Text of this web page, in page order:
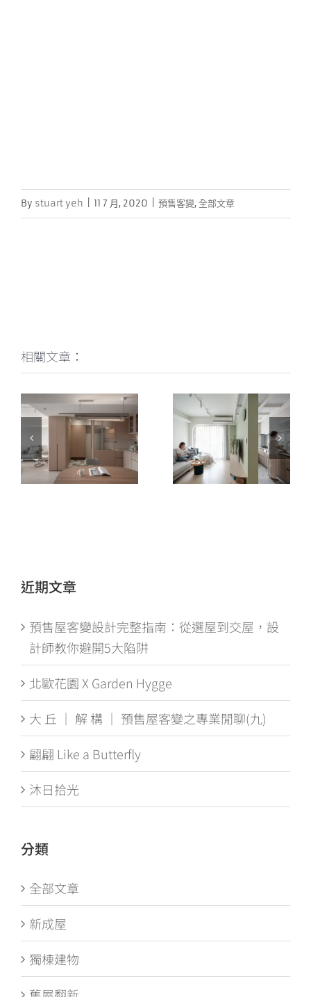
By stuart yeh 11 7 月, 2020 預售客變,全部文章
相關文章：
設計完整指
南：從選屋
到交屋，設
計師教你避
北歐花園 X
Garden
Hygge
近期文章
預售屋客變設計完整指南：從選屋到交屋，設
計師教你避開5大陷阱
北歐花園 X Garden Hygge
大 丘 ｜ 解 構 ｜ 預售屋客變之專業閒聊(九)
翩翩 Like a Butterfly
沐日拾光
分類
全部文章
新成屋
獨棟建物